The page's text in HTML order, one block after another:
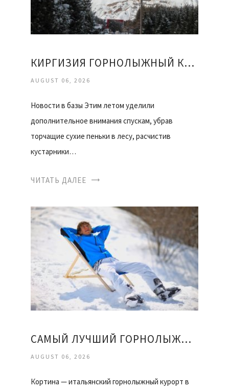
КИРГИЗИЯ ГОРНОЛЫЖНЫЙ КУРОРТ КАРАКОЛ ОТЗЫВЫ
AUGUST 06, 2026
Новости в базы Этим летом уделили
дополнительное внимания спускам, убрав
торчащие сухие пеньки в лесу, расчистив
кустарники…
ЧИТАТЬ ДАЛЕЕ
САМЫЙ ЛУЧШИЙ ГОРНОЛЫЖНЫЙ КУРОРТ
AUGUST 06, 2026
Кортина — итальянский горнолыжный курорт в